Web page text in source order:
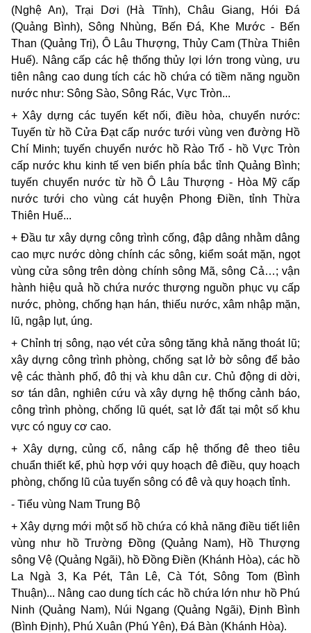
(Nghệ An), Trại Dơi (Hà Tĩnh), Châu Giang, Hói Đá
(Quảng Bình), Sông Nhùng, Bến Đá, Khe Mước - Bến
Than (Quảng Trị), Ô Lâu Thượng, Thủy Cam (Thừa Thiên
Huế). Nâng cấp các hệ thống thủy lợi lớn trong vùng, ưu
tiên nâng cao dung tích các hồ chứa có tiềm năng nguồn
nước như: Sông Sào, Sông Rác, Vực Tròn...
+ Xây dựng các tuyến kết nối, điều hòa, chuyển nước:
Tuyến từ hồ Cửa Đạt cấp nước tưới vùng ven đường Hồ
Chí Minh; tuyến chuyển nước hồ Rào Trổ - hồ Vực Tròn
cấp nước khu kinh tế ven biển phía bắc tỉnh Quảng Bình;
tuyến chuyển nước từ hồ Ô Lâu Thượng - Hòa Mỹ cấp
nước tưới cho vùng cát huyện Phong Điền, tỉnh Thừa
Thiên Huế...
+ Đầu tư xây dựng công trình cống, đập dâng nhằm dâng
cao mực nước dòng chính các sông, kiểm soát mặn, ngọt
vùng cửa sông trên dòng chính sông Mã, sông Cả…; vận
hành hiệu quả hồ chứa nước thượng nguồn phục vụ cấp
nước, phòng, chống hạn hán, thiếu nước, xâm nhập mặn,
lũ, ngập lụt, úng.
+ Chỉnh trị sông, nạo vét cửa sông tăng khả năng thoát lũ;
xây dựng công trình phòng, chống sạt lở bờ sông để bảo
vệ các thành phố, đô thị và khu dân cư. Chủ động di dời,
sơ tán dân, nghiên cứu và xây dựng hệ thống cảnh báo,
công trình phòng, chống lũ quét, sạt lở đất tại một số khu
vực có nguy cơ cao.
+ Xây dựng, củng cố, nâng cấp hệ thống đê theo tiêu
chuẩn thiết kế, phù hợp với quy hoạch đê điều, quy hoạch
phòng, chống lũ của tuyến sông có đê và quy hoạch tỉnh.
- Tiểu vùng Nam Trung Bộ
+ Xây dựng mới một số hồ chứa có khả năng điều tiết liên
vùng như hồ Trường Đồng (Quảng Nam), Hồ Thượng
sông Vệ (Quảng Ngãi), hồ Đồng Điền (Khánh Hòa), các hồ
La Ngà 3, Ka Pét, Tân Lê, Cà Tót, Sông Tom (Bình
Thuận)... Nâng cao dung tích các hồ chứa lớn như hồ Phú
Ninh (Quảng Nam), Núi Ngang (Quảng Ngãi), Định Bình
(Bình Định), Phú Xuân (Phú Yên), Đá Bàn (Khánh Hòa).